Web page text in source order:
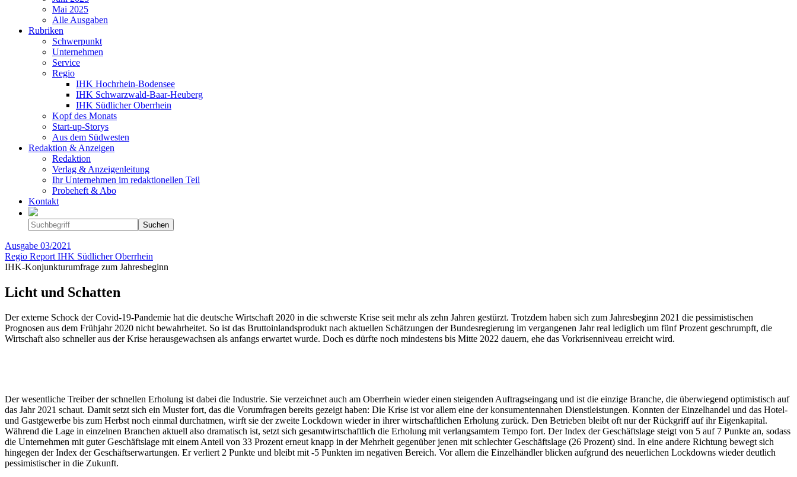
Mai 2025
Alle Ausgaben
Rubriken
Schwerpunkt
Unternehmen
Service
Regio
IHK Hochrhein-Bodensee
IHK Schwarzwald-Baar-Heuberg
IHK Südlicher Oberrhein
Kopf des Monats
Start-up-Storys
Aus dem Südwesten
Redaktion & Anzeigen
Redaktion
Verlag & Anzeigenleitung
Ihr Unternehmen im redaktionellen Teil
Probeheft & Abo
Kontakt
Ausgabe 03/2021
Regio Report IHK Südlicher Oberrhein
IHK-Konjunkturumfrage zum Jahresbeginn
Licht und Schatten
Der externe Schock der Covid-19-Pandemie hat die deutsche Wirtschaft 2020 in die schwerste Krise seit mehr als zehn Jahren gestürzt. Trotzdem haben sich zum Jahresbeginn 2021 die pessimistischen
Prognosen aus dem Frühjahr 2020 nicht bewahrheitet. So ist das Bruttoinlandsprodukt nach aktuellen Schätzungen der Bundesregierung im vergangenen Jahr real lediglich um fünf Prozent geschrumpft, die
Wirtschaft also schneller aus der Krise herausgewachsen als anfangs erwartet wurde. Doch es dürfte noch mindestens bis Mitte 2022 dauern, ehe das Vorkrisenniveau erreicht wird.
Der wesentliche Treiber der schnellen Erholung ist dabei die Industrie. Sie verzeichnet auch am Oberrhein wieder einen steigenden Auftragseingang und ist die einzige Branche, die überwiegend optimistisch auf
das Jahr 2021 schaut. Damit setzt sich ein Muster fort, das die Vorumfragen bereits gezeigt haben: Die Krise ist vor allem eine der konsumentennahen Dienstleistungen. Konnten der Einzelhandel und das Hotel-
und Gastgewerbe bis zum Herbst noch einmal durchatmen, wirft sie der zweite Lockdown wieder in ihrer wirtschaftlichen Erholung zurück. Den Betrieben bleibt oft nur der Rückgriff auf ihr Eigenkapital.
Während die Lage in einzelnen Branchen aktuell also dramatisch ist, setzt sich gesamtwirtschaftlich die Erholung mit verlangsamtem Tempo fort. Der Index der Geschäftslage steigt von 5 auf 7 Punkte an, sodass
die Unternehmen mit guter Geschäftslage mit einem Anteil von 33 Prozent erneut knapp in der Mehrheit gegenüber jenen mit schlechter Geschäftslage (26 Prozent) sind. In eine andere Richtung bewegt sich
hingegen der Index der Geschäftserwartungen. Er verliert 2 Punkte und bleibt mit -5 Punkten im negativen Bereich. Vor allem die Einzelhändler blicken aufgrund des neuerlichen Lockdowns wieder deutlich
pessimistischer in die Zukunft.